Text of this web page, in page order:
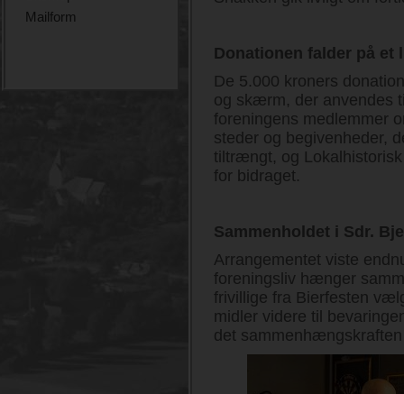
Mailform
Donationen falder på et
De 5.000 kroners
og skærm, der anvendes
foreningens medlemmer
steder og begivenheder,
tiltrængt, og
for bidraget.
Sammenholdet i Sdr.
Arrangementet viste
foreningsliv hænger
frivillige fra Bierfesten
midler videre til
det